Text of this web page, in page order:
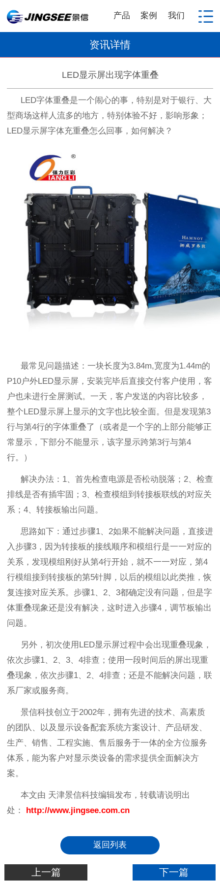
产品 案例 我们
资讯详情
LED显示屏出现字体重叠
LED字体重叠是一个闹心的事，特别是对于银行、大
型商场这样人流多的地方，特别体验不好，影响形象；
LED显示屏字体充重叠怎么回事，如何解决？
最常见问题描述：一块长度为3.84m,宽度为1.44m的
P10 户外LED显示屏，安装完毕后直接交付客户使用，客
户也未进行全屏测试。一天，客户发送的内容比较多，
整个LED显示屏上显示的文字也比较全面。但是发现第3
行与第4行的字体重叠了（或者是一个字的上部分能够正
常显示，下部分不能显示，该字显示跨第3行与第4
行。）
解决办法： 1 、首先检查电源是否松动脱落； 2 、检查
排线是否有插牢固； 3 、检查模组到转接板联线的对应关
系； 4 、转接板输出问题。
思路如下：通过步骤1 2如果不能解决问题，直接进
入步骤3 ，因为转接板的接线顺序和模组行是一一对应的
关系，发现模组刚好从第4行开始，就不一一对应，第4
行模组接到转接板的第5针脚，以后的模组以此类推，恢
复连接对应关系。步骤1 2 3都确定没有问题，但是字
体重叠现象还是没有解决，这时进入步骤4 ，调节板输出
问题。
另外，初次使用 LED显示屏过程中会出现重叠现象，
依次步骤1 2 3 4排查；使用一段时间后的屏出现重
叠现象，依次步骤1 2 4排查；还是不能解决问题，联
系厂家或服务商。
景信科技创立于2002年，拥有先进的技术、高素质
的团队、以及显示设备配套系统方案设计、产品研发、
生产、销售、工程实施、售后服务于一体的全方位服务
体系，能为客户对显示类设备的需求提供全面解决方
案。
本文由 天津景信科技编辑发布，转载请说明出
处：
http://www.jingsee.com.cn
返回列表
上一篇 下一篇